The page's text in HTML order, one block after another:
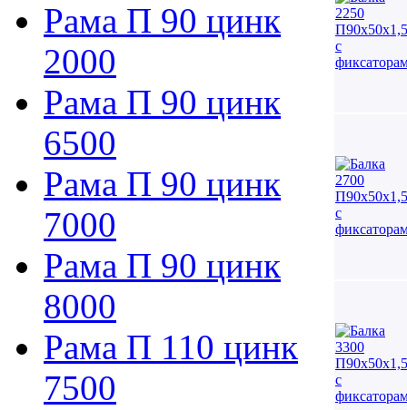
Рама П 90 цинк
2000
Рама П 90 цинк
6500
Рама П 90 цинк
7000
Рама П 90 цинк
8000
Рама П 110 цинк
7500